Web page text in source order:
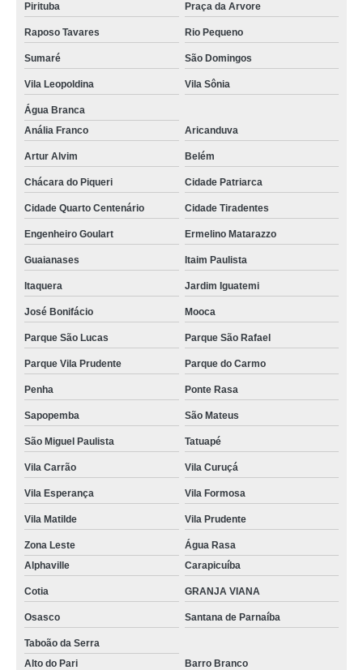
Pirituba Praça da Arvore
Raposo Tavares Rio Pequeno
Sumaré São Domingos
Vila Leopoldina Vila Sônia
Água Branca
Anália Franco
Aricanduva
Artur Alvim Belém
Chácara do Piqueri Cidade Patriarca
Cidade Quarto Centenário Cidade Tiradentes
Engenheiro Goulart Ermelino Matarazzo
Guaianases Itaim Paulista
Itaquera Jardim Iguatemi
José Bonifácio Mooca
Parque São Lucas Parque São Rafael
Parque Vila Prudente Parque do Carmo
Penha Ponte Rasa
Sapopemba São Mateus
São Miguel Paulista Tatuapé
Vila Carrão Vila Curuçá
Vila Esperança Vila Formosa
Vila Matilde Vila Prudente
Zona Leste
Água Rasa
Alphaville
Carapicuíba
Cotia GRANJA VIANA
Osasco Santana de Parnaíba
Taboão da Serra
Alto do Pari
Barro Branco